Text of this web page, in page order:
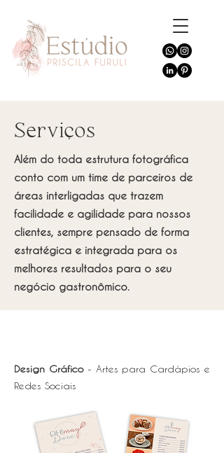
Serviços
Além do toda estrutura fotográfica
conto com um time de parceiros de
áreas interligadas que trazem
facilidade e agilidade para nossos
clientes, sempre pensado de forma
estratégica e integrada para os
melhores resultados para o seu
negócio gastronômico.​​
Design Gráfico- Artes para Cardápios e
Redes Sociais